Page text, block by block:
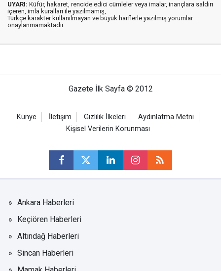
UYARI: Küfür, hakaret, rencide edici cümleler veya imalar, inançlara saldırı
içeren, imla kuralları ile yazılmamış,
Türkçe karakter kullanılmayan ve büyük harflerle yazılmış yorumlar
onaylanmamaktadır.
Gazete İlk Sayfa © 2012
Künye İletişim Gizlilik İlkeleri
Aydınlatma Metni
Kişisel Verilerin Korunması
Ankara Haberleri
Keçiören Haberleri
Altındağ Haberleri
Sincan Haberleri